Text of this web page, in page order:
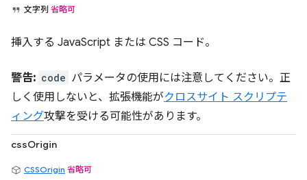
文字列 省略可
挿入する JavaScript または CSS コード。
警告: code パラメータの使用には注意してください。正
しく使用しないと、拡張機能がクロスサイト スクリプテ
ィング攻撃を受ける可能性があります。
cssOrigin
CSSOrigin 省略可